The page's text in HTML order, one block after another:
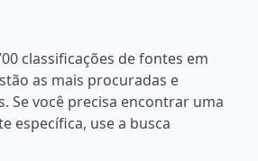
classificações de fontes em
as mais procuradas e
Se você precisa encontrar uma
específica, use a busca